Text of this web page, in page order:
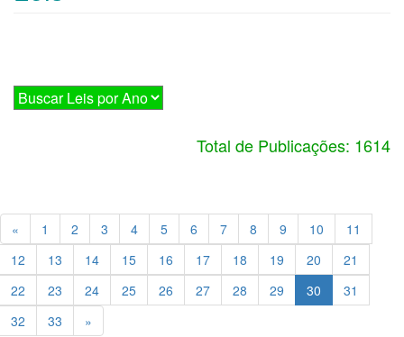
Total de Publicações: 1614
« 1 2 3 4 5 6 7 8 9 10
11
12
13 14 15 16 17 18 19 20
21
22
23 24 25 26 27 28 29 30
31
32
33 »